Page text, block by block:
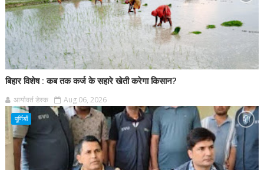
बिहार विशेष : कब तक कर्ज के सहारे खेती करेगा किसान?
आर्यावर्त डेस्क Aug 06, 2026
पूर्णियाँ